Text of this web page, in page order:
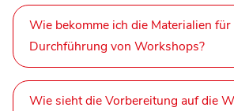
Wie bekomme ich die Materialien für
Durchführung von Workshops?
Wie sieht die Vorbereitung auf die